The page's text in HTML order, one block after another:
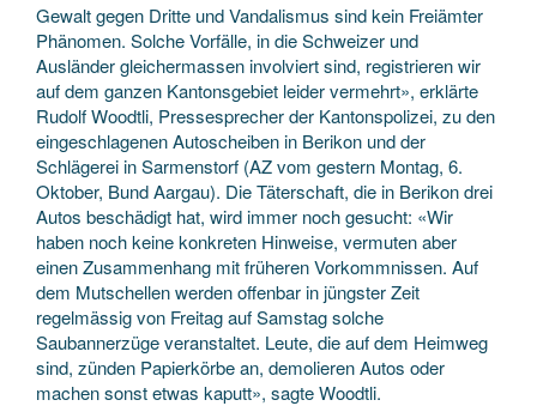
Gewalt gegen Dritte und Vandalismus sind kein Freiämter
Phänomen. Solche Vorfälle, in die Schweizer und
Ausländer gleichermassen involviert sind, registrieren wir
auf dem ganzen Kantonsgebiet leider vermehrt», erklärte
Rudolf Woodtli, Pressesprecher der Kantonspolizei, zu den
eingeschlagenen Autoscheiben in Berikon und der
Schlägerei in Sarmenstorf (AZ vom gestern Montag, 6.
Oktober, Bund Aargau). Die Täterschaft, die in Berikon drei
Autos beschädigt hat, wird immer noch gesucht: «Wir
haben noch keine konkreten Hinweise, vermuten aber
einen Zusammenhang mit früheren Vorkommnissen. Auf
dem Mutschellen werden offenbar in jüngster Zeit
regelmässig von Freitag auf Samstag solche
Saubannerzüge veranstaltet. Leute, die auf dem Heimweg
sind, zünden Papierkörbe an, demolieren Autos oder
machen sonst etwas kaputt», sagte Woodtli.